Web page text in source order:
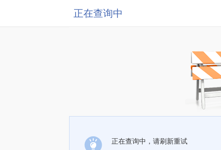
正在查询中
正在查询中，请刷新重试